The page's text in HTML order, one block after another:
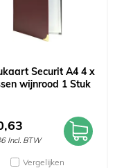
Securit A4 4 x
wijnrood 1 Stuk
Incl. BTW
Vergelijken